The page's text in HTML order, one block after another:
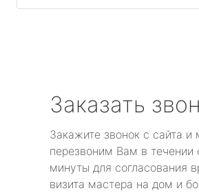
Заказать
Закажите звонок с сайта и
перезвоним Вам в течении
минуты для согласования
визита мастера на дом и